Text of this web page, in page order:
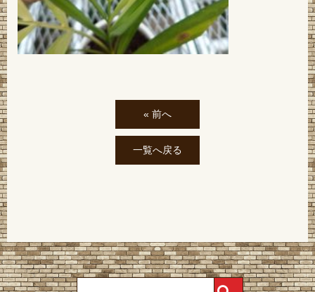
« 前へ
一覧へ戻る